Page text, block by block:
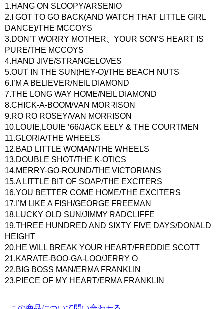
1.HANG ON SLOOPY/ARSENIO
2.I GOT TO GO BACK(AND WATCH THAT LITTLE GIRL
DANCE)/THE MCCOYS
3.DON’T WORRY MOTHER、YOUR SON’S HEART IS
PURE/THE MCCOYS
4.HAND JIVE/STRANGELOVES
5.OUT IN THE SUN(HEY-O)/THE BEACH NUTS
6.I’M A BELIEVER/NEIL DIAMOND
7.THE LONG WAY HOME/NEIL DIAMOND
8.CHICK-A-BOOM/VAN MORRISON
9.RO RO ROSEY/VAN MORRISON
10.LOUIE,LOUIE ’66/JACK EELY & THE COURTMEN
11.GLORIA/THE WHEELS
12.BAD LITTLE WOMAN/THE WHEELS
13.DOUBLE SHOT/THE K-OTICS
14.MERRY-GO-ROUND/THE VICTORIANS
15.A LITTLE BIT OF SOAP/THE EXCITERS
16.YOU BETTER COME HOME/THE EXCITERS
17.I’M LIKE A FISH/GEORGE FREEMAN
18.LUCKY OLD SUN/JIMMY RADCLIFFE
19.THREE HUNDRED AND SIXTY FIVE DAYS/DONALD
HEIGHT
20.HE WILL BREAK YOUR HEART/FREDDIE SCOTT
21.KARATE-BOO-GA-LOO/JERRY O
22.BIG BOSS MAN/ERMA FRANKLIN
23.PIECE OF MY HEART/ERMA FRANKLIN